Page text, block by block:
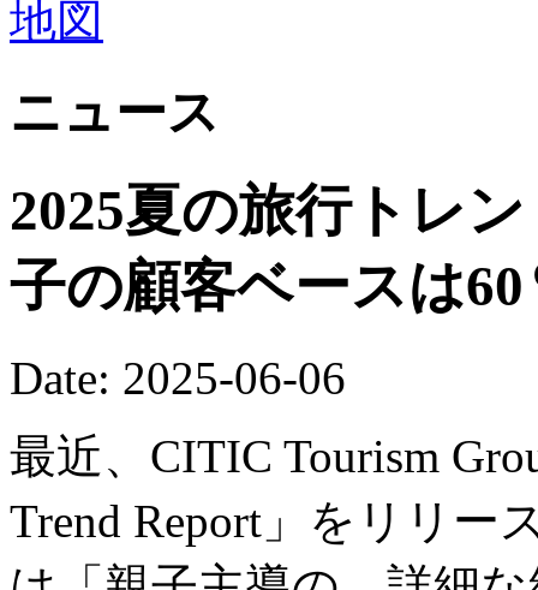
ニュース
2025夏の旅行トレ
子の顧客ベースは
Date: 2025-06-06
最近、CITIC Tourism
Trend Report」をリリー